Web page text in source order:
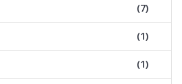
(7)
(1)
(1)